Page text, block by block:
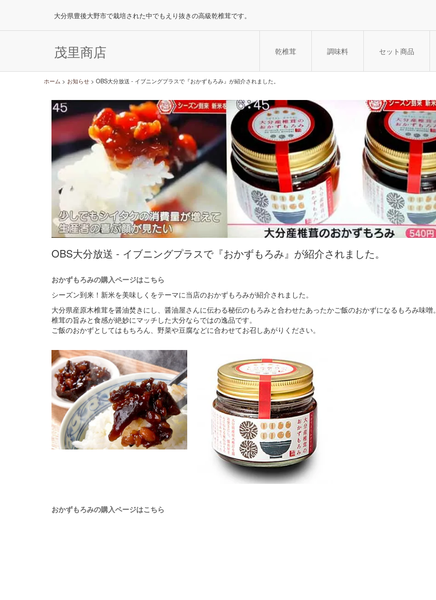
大分県豊後大野市で栽培された中でもえり抜きの高級乾椎茸です。
茂里商店 乾椎茸 調味料 セット商品
ホーム > お知らせ > OBS大分放送 - イブニングプラスで『おかずもろみ』が紹介されました。
OBS大分放送 - イブニングプラスで『おかずもろみ』が紹介されました。
おかずもろみの購入ページはこちら
シーズン到来！新米を美味しくをテーマに当店のおかずもろみが紹介されました。
大分県産原木椎茸を醤油焚きにし、醤油屋さんに伝わる秘伝のもろみと合わせたあったかご飯のおかずになるもろみ味噌。
椎茸の旨みと食感が絶妙にマッチした大分ならではの逸品です。
ご飯のおかずとしてはもちろん、野菜や豆腐などに合わせてお召しあがりください。
おかずもろみの購入ページはこちら